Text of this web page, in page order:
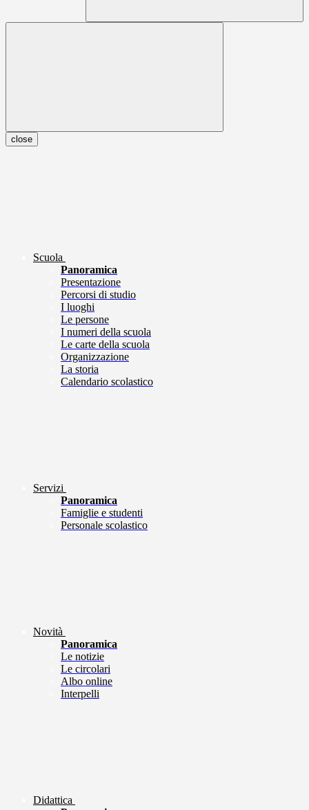
close
Scuola
Panoramica
Presentazione
Percorsi di studio
I luoghi
Le persone
I numeri della scuola
Le carte della scuola
Organizzazione
La storia
Calendario scolastico
Servizi
Panoramica
Famiglie e studenti
Personale scolastico
Novità
Panoramica
Le notizie
Le circolari
Albo online
Interpelli
Didattica